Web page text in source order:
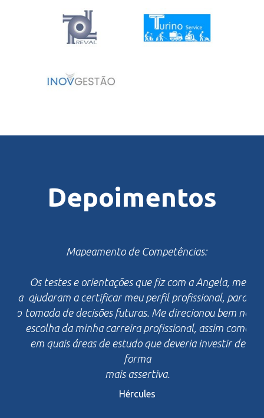
Depoimentos
Mapeamento de Competências:
Os testes e orientações que fiz com a Angela, me
ajudaram a certificar meu perfil profissional, para
tomada de decisões futuras. Me direcionou bem na
escolha da minha carreira profissional, assim como
em quais áreas de estudo que deveria investir de
forma
mais assertiva.
Hércules